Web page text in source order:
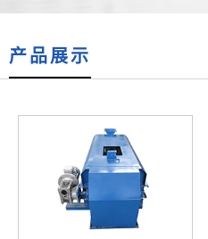
产品展示